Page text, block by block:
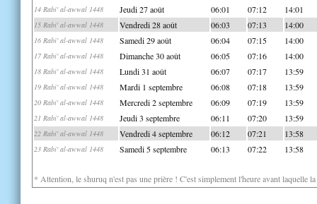
14 Rabi' al-awwal 1448 Jeudi 27 août 06:01 07:12 14:01
15 Rabi' al-awwal 1448 Vendredi 28 août 06:03 07:13 14:00
16 Rabi' al-awwal 1448 Samedi 29 août 06:04 07:15 14:00
17 Rabi' al-awwal 1448 Dimanche 30 août 06:05 07:16 14:00
18 Rabi' al-awwal 1448 Lundi 31 août 06:07 07:17 13:59
19 Rabi' al-awwal 1448 Mardi 1 septembre 06:08 07:18 13:59
20 Rabi' al-awwal 1448 Mercredi 2 septembre 06:09 07:19 13:59
21 Rabi' al-awwal 1448 Jeudi 3 septembre 06:11 07:20 13:59
22 Rabi' al-awwal 1448 Vendredi 4 septembre 06:12 07:21 13:58
23 Rabi' al-awwal 1448 Samedi 5 septembre 06:13 07:22 13:58
* Attention, le shuruq n'est pas une prière ! C'est simplement l'heure avant laquelle